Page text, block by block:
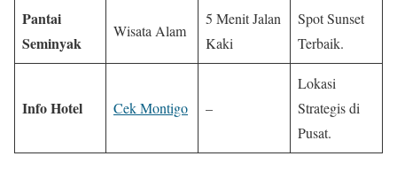
Pantai
Seminyak
Wisata Alam
5 Menit Jalan
Kaki
Spot Sunset
Terbaik.
Info Hotel Cek Montigo –
Lokasi
Strategis di
Pusat.